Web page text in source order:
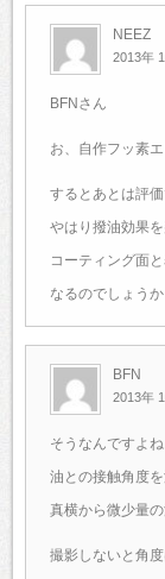
NEEZ
2013年
BFNさん
お、自作フッ素
するとあとは評価
やはり撥油効果を
コーティング面
なるのでしょうか
BFN
2013年
そうなんですよね
油との接触角度を
真横から微少量
撮影しないと角度